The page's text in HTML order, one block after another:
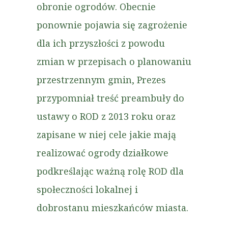
obronie ogrodów. Obecnie
ponownie pojawia się zagrożenie
dla ich przyszłości z powodu
zmian w przepisach o planowaniu
przestrzennym gmin, Prezes
przypomniał treść preambuły do
ustawy o ROD z 2013 roku oraz
zapisane w niej cele jakie mają
realizować ogrody działkowe
podkreślając ważną rolę ROD dla
społeczności lokalnej i
dobrostanu mieszkańców miasta.